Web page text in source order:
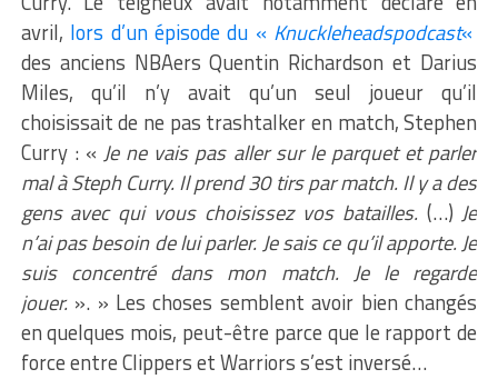
avril, lors d’un épisode du « Knuckleheadspodcast«
des anciens NBAers Quentin Richardson et Darius
Miles, qu’il n’y avait qu’un seul joueur qu’il
choisissait de ne pas trashtalker en match, Stephen
Curry : «Je ne vais pas aller sur le parquet et parler
mal à Steph Curry. Il prend 30 tirs par match. Il y a des
gens avec qui vous choisissez vos batailles. (…)Je
n’ai pas besoin de lui parler. Je sais ce qu’il apporte. Je
suis concentré dans mon match. Je le regarde
jouer.». » Les choses semblent avoir bien changés
en quelques mois, peut-être parce que le rapport de
force entre Clippers et Warriors s’est inversé…